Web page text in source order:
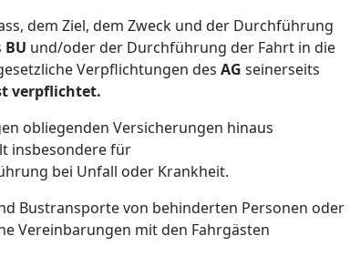
dem Ziel, dem Zweck und der Durchführung
BU und/oder der Durchführung der Fahrt in die
Verpflichtungen des AG seinerseits
verpflichtet.
obliegenden Versicherungen hinaus
insbesondere für
bei Unfall oder Krankheit.
Bustransporte von behinderten Personen oder
Vereinbarungen mit den Fahrgästen